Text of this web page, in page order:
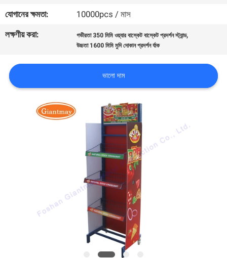
খবর
সাইট
যোগানের ক্ষমতা:
10000pcs / মাস
লক্ষণীয় করা:
গভীরতা 350 মিমি ওয়্যার বাস্কেট বাস্কেট প্রদর্শন স্ট্যান্ড,
উচ্চতা 1600 মিমি মুদি দোকান প্রদর্শন র্যাক
ভালো দাম